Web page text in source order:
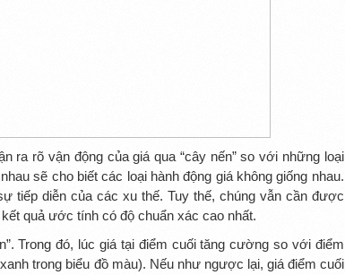
ra rõ vận động của giá qua “cây nến” so với những loại
sẽ cho biết các loại hành động giá không giống nhau.
tiếp diễn của các xu thế. Tuy thế, chúng vẫn cần được
quả ước tính có độ chuẩn xác cao nhất.
Trong đó, lúc giá tại điểm cuối tăng cường so với điểm
trong biểu đồ màu). Nếu như ngược lại, giá điểm cuối